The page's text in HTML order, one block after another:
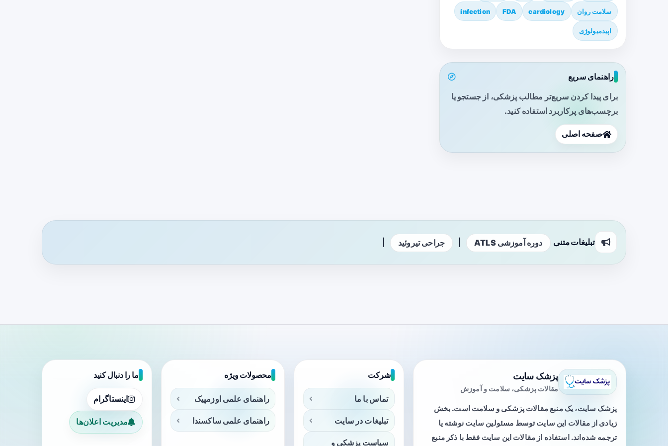
سلامت روان cardiology
FDA
infection
اپیدمیولوژی
راهنمای سریع
برای پیدا کردن سریع‌تر مطالب پزشکی، از جستجو یا
برچسب‌های پرکاربرد استفاده کنید.
صفحه اصلی
تبلیغات متنی دوره آموزشی ATLS جراحی تیروئید
پزشک سایت
مقالات پزشکی، سلامت و آموزش
پزشک سایت، یک منبع مقالات پزشکی و سلامت است. بخش
زیادی از مقالات این سایت توسط مسئولین سایت نوشته یا
ترجمه شده‌اند. استفاده از مقالات این سایت فقط با ذکر منبع
شرکت
تماس با ما
تبلیغات در سایت
سیاست پزشکی و
محصولات ویژه
راهنمای علمی اوزمپیک
راهنمای علمی ساکسندا
ما را دنبال کنید
اینستاگرام
مدیریت اعلان‌ها